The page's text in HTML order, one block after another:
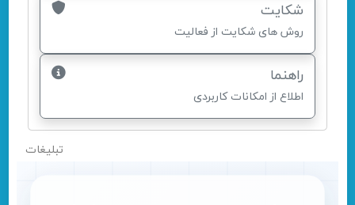
شکایت
روش های شکایت از فعالیت
راهنما
اطلاع از امکانات کاربردی